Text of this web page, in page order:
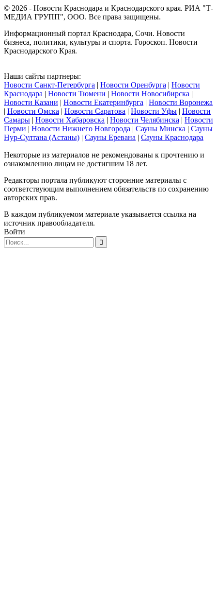
© 2026 - Новости Краснодара и Краснодарского края. РИА "Т-
МЕДИА ГРУПП", ООО. Все права защищены.
Информационный портал Краснодара, Сочи. Новости
бизнеса, политики, культуры и спорта. Гороскоп. Новости
Краснодарского Края.
Наши сайты партнеры:
Новости Санкт-Петербурга | Новости Оренбурга | Новости
Краснодара | Новости Тюмени | Новости Новосибирска |
Новости Казани | Новости Екатеринбурга | Новости Воронежа
| Новости Омска | Новости Саратова | Новости Уфы | Новости
Самары | Новости Хабаровска | Новости Челябинска | Новости
Перми | Новости Нижнего Новгорода | Сауны Минска | Сауны
Нур-Султана (Астаны) | Сауны Еревана | Сауны Краснодара
Некоторые из материалов не рекомендованы к прочтению и
ознакомлению лицам не достигшим 18 лет.
Редакторы портала публикуют сторонние материалы с
соответствующим выполнением обязательств по сохранению
авторских прав.
В каждом публикуемом материале указывается ссылка на
источник правообладателя.
Войти